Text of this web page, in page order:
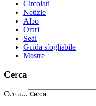
Circolari
Notizie
Albo
Orari
Sedi
Guida sfogliabile
Mostre
Cerca
Cerca...